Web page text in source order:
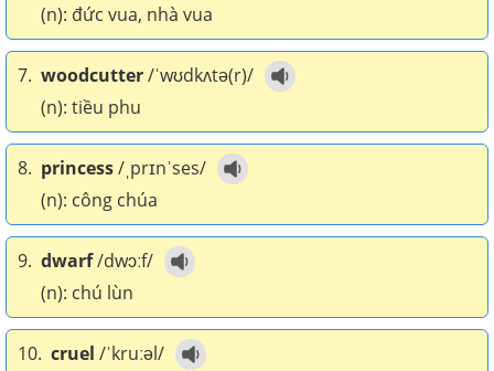
(n): đức vua, nhà vua
7. woodcutter/ˈwʊdkʌtə(r)/
(n): tiều phu
8. princess/ˌprɪnˈses/
(n): công chúa
9. dwarf/dwɔːf/
(n): chú lùn
10. cruel /ˈkruːəl/